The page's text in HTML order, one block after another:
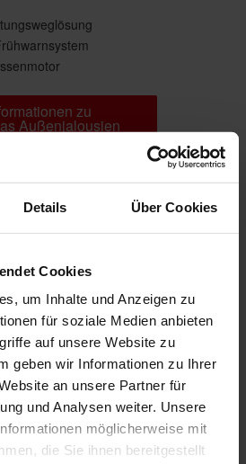
Details Über Cookies
Cookies
um Inhalte und Anzeigen zu
für soziale Medien anbieten
auf unsere Website zu
geben wir Informationen zu Ihrer
an unsere Partner für
und Analysen weiter. Unsere
möglicherweise mit
die Sie ihnen bereitgestellt
zu
Außenjalousien
interessieren